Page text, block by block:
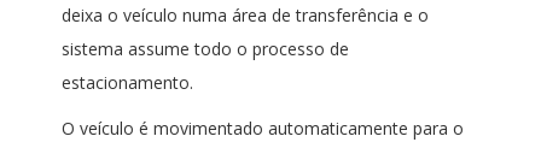
deixa o veículo numa área de transferência e o
sistema assume todo o processo de
estacionamento.
O veículo é movimentado automaticamente para o